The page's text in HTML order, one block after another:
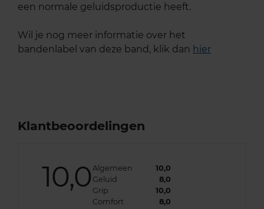
een normale geluidsproductie heeft.
Wil je nog meer informatie over het
bandenlabel van deze band, klik dan hier
Klantbeoordelingen
10,0 Algemeen
10,0
Geluid
8,0
Grip
10,0
Comfort
8,0